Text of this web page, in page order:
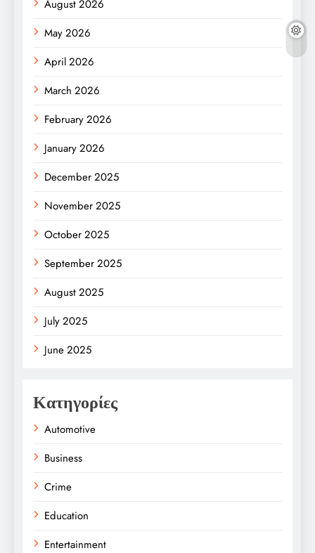
August 2026
May 2026
April 2026
March 2026
February 2026
January 2026
December 2025
November 2025
October 2025
September 2025
August 2025
July 2025
June 2025
Κατηγορίες
Automotive
Business
Crime
Education
Entertainment